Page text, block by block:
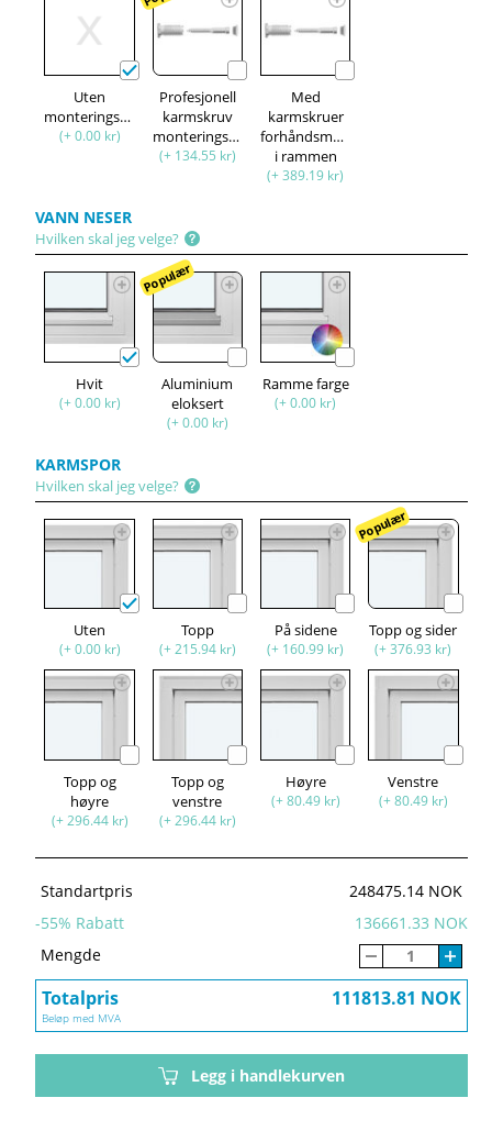
Uten
monteringssett
(+ 0.00 kr)
Profesjonell
karmskruv
monteringssett
(+ 134.55 kr)
Med
karmskruer
forhåndsmontert
i rammen
(+ 389.19 kr)
VANN NESER
Hvilken skal jeg velge?
Hvit
(+ 0.00 kr)
Populær
Aluminium
eloksert
(+ 0.00 kr)
Ramme farge
(+ 0.00 kr)
KARMSPOR
Hvilken skal jeg velge?
Uten
(+ 0.00 kr)
Topp
(+ 215.94 kr)
På sidene
(+ 160.99 kr)
Populær
Topp og sider
(+ 376.93 kr)
Topp og
høyre
(+ 296.44 kr)
Topp og
venstre
(+ 296.44 kr)
Høyre
(+ 80.49 kr)
Venstre
(+ 80.49 kr)
Standartpris
248475.14 NOK
-55% Rabatt
136661.33 NOK
Mengde
Totalpris 111813.81 NOK
Beløp med MVA
Legg i handlekurven